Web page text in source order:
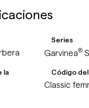
Series
Garvinea®
la
Código
Classic